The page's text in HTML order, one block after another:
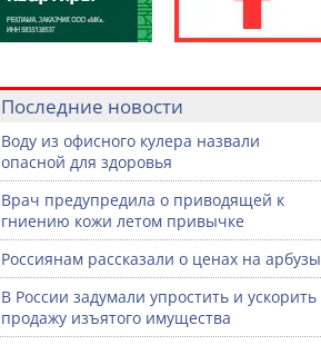
Последние новости
Воду из офисного кулера назвали
опасной для здоровья
Врач предупредила о приводящей к
гниению кожи летом привычке
Россиянам рассказали о ценах на арбузы
В России задумали упростить и ускорить
продажу изъятого имущества